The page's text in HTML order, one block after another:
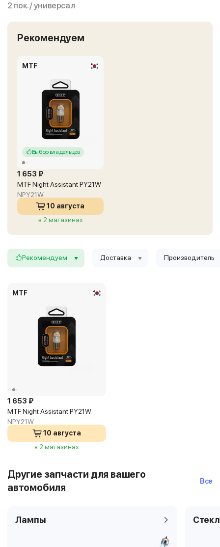
2 пок. / универсал
Рекомендуем
MTF
Выбор владельцев
1 653 ₽
MTF Night Assistant PY21W
NPY21W
10 августа
в 2 магазинах
Рекомендуем Доставка Производитель
MTF
1 653 ₽
MTF Night Assistant PY21W
NPY21W
10 августа
в 2 магазинах
Другие запчасти для вашего
автомобиля
Все
Лампы